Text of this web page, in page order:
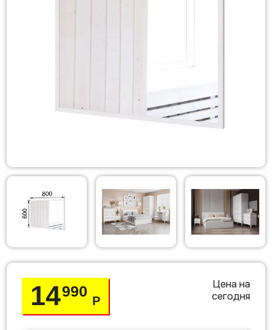
14990
Р
Цена на
сегодня